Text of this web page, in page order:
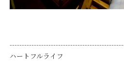
ハートフルライフ